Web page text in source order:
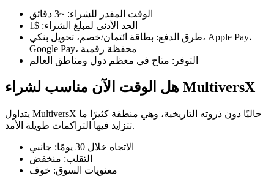
العقود الآجلة لـ COIN-M
العقود الآجلة للعملات المشفرة
مشتقات الأسهم والعملات الأجنبية والمعادن الثمينة والسلع
الوقت المقدر للشراء: ~3 دقائق
الحد الأدنى لمبلغ الشراء:
$1
طرق الدفع: بطاقة ائتمان/خصم، تحويل بنكي، Apple Pay،
Google Pay، محفظة رقمية
التوفر : متاح في معظم دول ومناطق العالم
هل الوقت الآن مناسب لشراء MultiversX
يتداول MultiversX حاليًا دون ذروته التاريخية، وهي منطقة كثيرًا ما
تتزايد فيها التراكمات طويلة الأمد.
الاتجاه خلال 30 يومًا : جانبي
التقلب: منخفض
معنويات السوق: خوف